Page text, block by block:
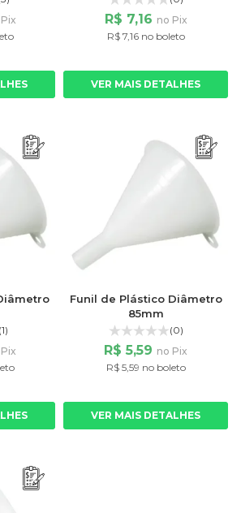
R$ 7,16 no Pix
R$ 7,16 no boleto
VER MAIS DETALHES
(1)
Funil de Plástico Diâmetro
85mm
(0)
R$ 5,59 no Pix
R$ 5,59 no boleto
VER MAIS DETALHES